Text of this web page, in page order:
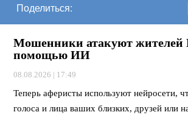
Поделиться:
Мошенники атакуют жителей
помощью ИИ
08.08.2026 | 17:49
Теперь аферисты используют нейросети,
голоса и лица ваших близких, друзей или